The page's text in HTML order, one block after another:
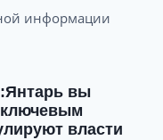
информации
вы
власти